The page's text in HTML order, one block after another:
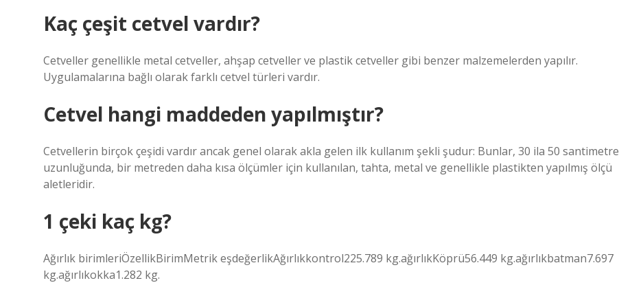
Kaç çeşit cetvel vardır?
Cetveller genellikle metal cetveller, ahşap cetveller ve plastik cetveller gibi benzer malzemelerden yapılır.
Uygulamalarına bağlı olarak farklı cetvel türleri vardır.
Cetvel hangi maddeden yapılmıştır?
Cetvellerin birçok çeşidi vardır ancak genel olarak akla gelen ilk kullanım şekli şudur: Bunlar, 30 ila 50 santimetre
uzunluğunda, bir metreden daha kısa ölçümler için kullanılan, tahta, metal ve genellikle plastikten yapılmış ölçü
aletleridir.
1 çeki kaç kg?
Ağırlık birimleriÖzellikBirimMetrik eşdeğerlikAğırlıkkontrol225.789 kg.ağırlıkKöprü56.449 kg.ağırlıkbatman7.697
kg.ağırlıkokka1.282 kg.